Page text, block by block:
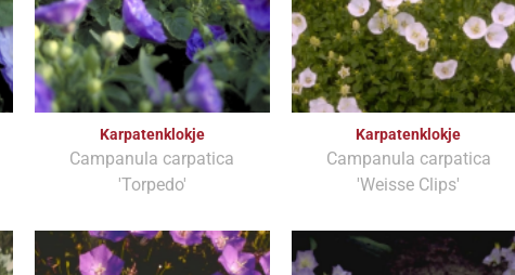
Karpatenklokje
Campanula carpatica
'Torpedo'
Karpatenklokje
Campanula carpatica
'Weisse Clips'